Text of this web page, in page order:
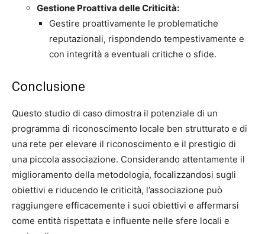
Gestione Proattiva delle Criticità:
Gestire proattivamente le problematiche
reputazionali, rispondendo tempestivamente e
con integrità a eventuali critiche o sfide.
Conclusione
Questo studio di caso dimostra il potenziale di un
programma di riconoscimento locale ben strutturato e di
una rete per elevare il riconoscimento e il prestigio di
una piccola associazione. Considerando attentamente il
miglioramento della metodologia, focalizzandosi sugli
obiettivi e riducendo le criticità, l’associazione può
raggiungere efficacemente i suoi obiettivi e affermarsi
come entità rispettata e influente nelle sfere locali e